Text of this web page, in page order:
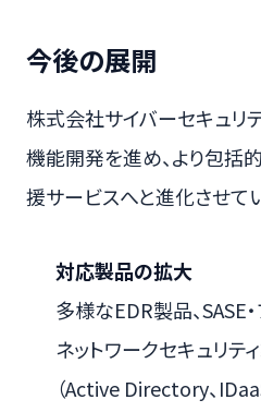
今後の展開
株式会社サイバーセキュリ
機能開発を進め、より包括
援サービスへと進化させて
対応製品の拡大
多様なEDR製品、SASE
ネットワークセキュリテ
（Active Directory、